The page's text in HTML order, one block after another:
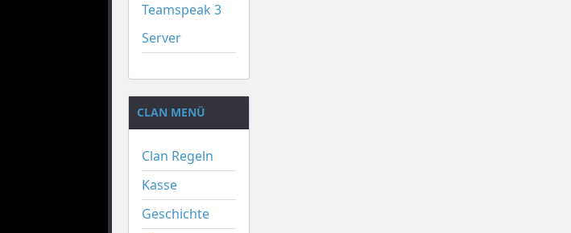
Teamspeak 3
Server
CLAN MENÜ
Clan Regeln
Kasse
Geschichte